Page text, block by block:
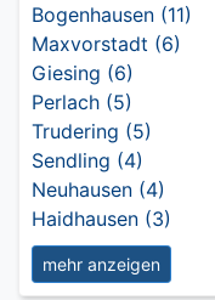
Bogenhausen (11)
Maxvorstadt (6)
Giesing (6)
Perlach (5)
Trudering (5)
Sendling (4)
Neuhausen (4)
Haidhausen (3)
mehr anzeigen